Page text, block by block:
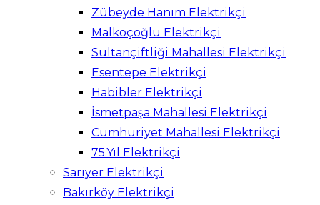
Zübeyde Hanım Elektrikçi
Malkoçoğlu Elektrikçi
Sultançiftliği Mahallesi Elektrikçi
Esentepe Elektrikçi
Habibler Elektrikçi
İsmetpaşa Mahallesi Elektrikçi
Cumhuriyet Mahallesi Elektrikçi
75.Yıl Elektrikçi
Sarıyer Elektrikçi
Bakırköy Elektrikçi